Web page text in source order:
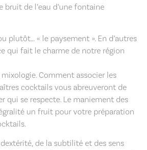
bruit de l’eau d’une fontaine
plutôt… « le paysement ». En d’autres
qui fait le charme de notre région
Comment associer les
cocktails vous abreuveront de
qui se respecte. Le maniement des
un fruit pour votre préparation
de la subtilité et des sens